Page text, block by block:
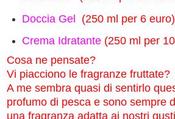
Doccia Gel (250 ml per 6 euro)
Crema Idratante(250 ml per
Cosa ne pensate?
Vi piacciono le fragranze fruttate?
A me sembra quasi di sentirlo
profumo di pesca e sono sempre
una fragranza adatta ai nostri